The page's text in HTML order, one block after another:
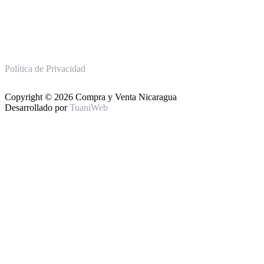
Política de Privacidad
Copyright © 2026 Compra y Venta Nicaragua
Desarrollado porTuaniWeb